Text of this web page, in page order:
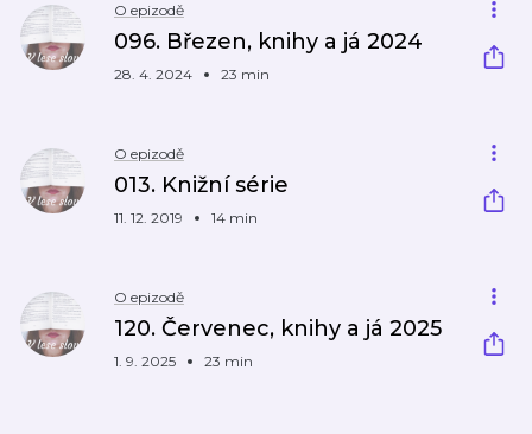
O epizodě
096. Březen, knihy a já 2024
28. 4. 2024 23 min
O epizodě
013. Knižní série
11. 12. 2019 14 min
O epizodě
120. Červenec, knihy a já 2025
1. 9. 2025 23 min